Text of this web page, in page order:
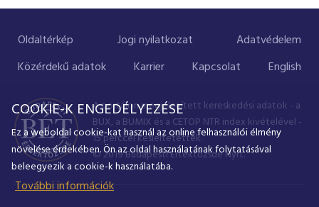
Oldaltérkép Jogi nyilatkozat
Adatvédelem
Közérdekű adatok
Karrier Kapcsolat English
A portálon megjelenített kereskedési adatok - a
BUX, a BUMIX és a CETOP NTR index kivételével -
15 perccel késleltetettek.
© 2019 Budapesti Értéktőzsde Nyrt.
COOKIE-K ENGEDÉLYEZÉSE
Ez a weboldal cookie-kat használ az online felhasználói élmény
növelése érdekében. Ön az oldal használatának folytatásával
beleegyezik a cookie-k használatába.
További információk